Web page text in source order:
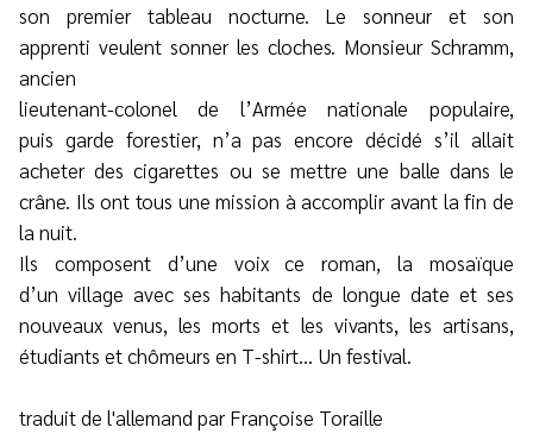
son premier tableau nocturne. Le sonneur et son
apprenti veulent sonner les cloches. Monsieur Schramm,
ancien
lieutenant-colonel de l’Armée nationale populaire,
puis garde forestier, n’a pas encore décidé s’il allait
acheter des cigarettes ou se mettre une balle dans le
crâne. Ils ont tous une mission à accomplir avant la fin de
la nuit.
Ils composent d’une voix ce roman, la mosaïque
d’un village avec ses habitants de longue date et ses
nouveaux venus, les morts et les vivants, les artisans,
étudiants et chômeurs en T-shirt… Un festival.
traduit de l'allemand par Françoise Toraille